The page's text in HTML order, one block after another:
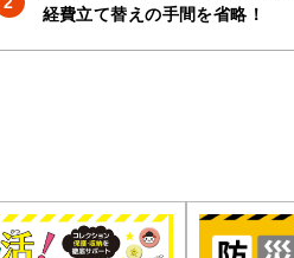
経費立て替えの手間を省略！